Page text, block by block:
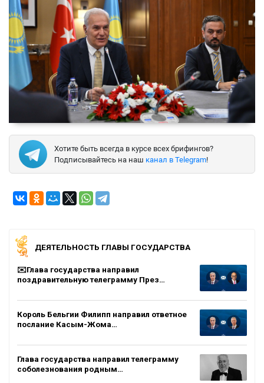
Хотите быть всегда в курсе всех брифингов?
Подписывайтесь на наш канал в Telegram!
ДЕЯТЕЛЬНОСТЬ ГЛАВЫ ГОСУДАРСТВА
✉️Глава государства направил
поздравительную телеграмму През…
Король Бельгии Филипп направил ответное
послание Касым-Жома…
Глава государства направил телеграмму
соболезнования родным…